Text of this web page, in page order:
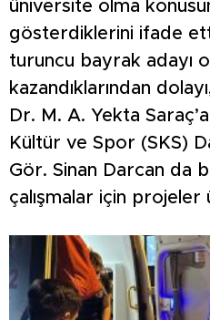
üniversite olma
gösterdiklerini ifade
turuncu bayrak adayı
kazandıklarından
Dr. M. A. Yekta
Kültür ve Spor (SKS)
Gör. Sinan Darcan da
çalışmalar için